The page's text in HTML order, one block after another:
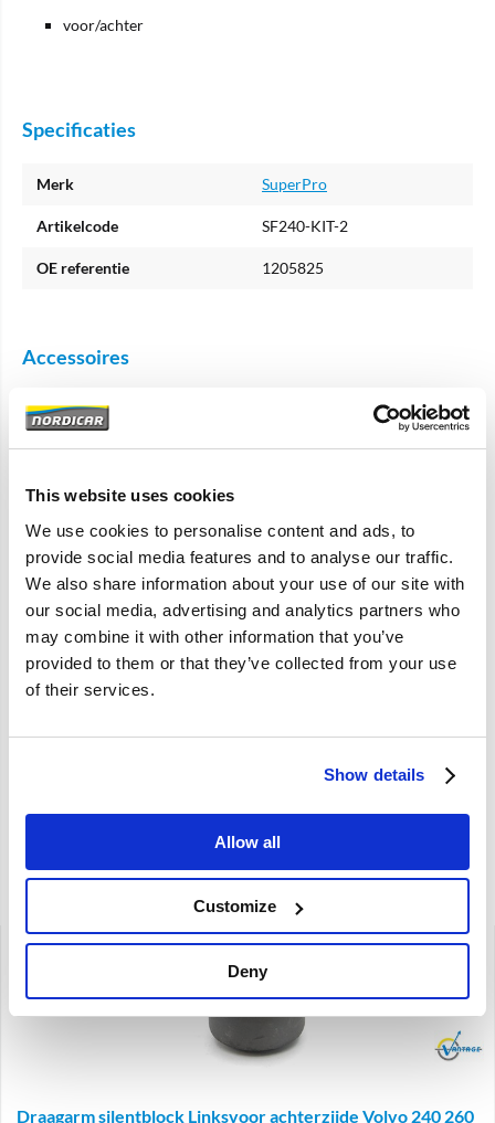
This website uses cookies
We use cookies to personalise content and ads, to
provide social media features and to analyse our traffic.
We also share information about your use of our site with
our social media, advertising and analytics partners who
may combine it with other information that you’ve
provided to them or that they’ve collected from your use
of their services.
Show details
Allow all
Customize
Deny
voor/achter
Specificaties
Merk SuperPro
Artikelcode SF240-KIT-2
OE referentie 1205825
Accessoires
1273621-PU-V
Reactiearm-verstelbaar
achteras met PU bussen
De verwachte levertijd is 3 a 4
weken
240 260
Artikelnummer: 1273621-PU-V
Brand
Draagarm silentblock Linksvoor achterzijde Volvo 240 260